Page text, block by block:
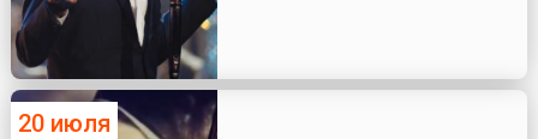
20 июля